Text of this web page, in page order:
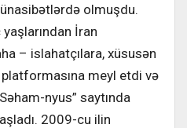
olmuşdu.
İran
– islahatçılara, xüsusən
meyl etdi və
nyus” saytında
2009-cu ilin